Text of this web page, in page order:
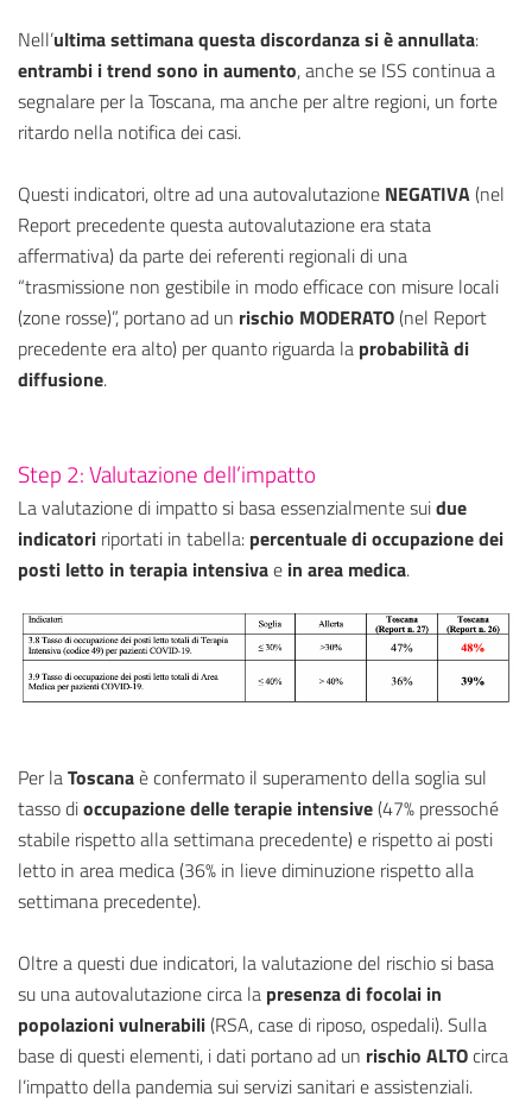
Nell’ultima settimana questa discordanza si è annullata:
entrambi i trend sono in aumento, anche se ISS continua a
segnalare per la Toscana, ma anche per altre regioni, un forte
ritardo nella notifica dei casi.
Questi indicatori, oltre ad una autovalutazione NEGATIVA(nel
Report precedente questa autovalutazione era stata
affermativa) da parte dei referenti regionali di una
“trasmissione non gestibile in modo efficace con misure locali
(zone rosse)”, portano ad un rischio MODERATO(nel Report
precedente era alto) per quanto riguarda la probabilità di
diffusione.
Step 2: Valutazione dell’impatto
La valutazione di impatto si basa essenzialmente suidue
indicatori riportati in tabella: percentuale di occupazione dei
posti letto in terapia intensivae in area medica.
Per laToscanaè confermato il superamento della soglia sul
tasso dioccupazione delle terapie intensive(47% pressoché
stabile rispetto alla settimana precedente) e rispetto ai posti
letto in area medica (36% in lieve diminuzione rispetto alla
settimana precedente).
Oltre a questi due indicatori, la valutazione del rischio si basa
su una autovalutazione circa la presenza di focolai in
popolazioni vulnerabili(RSA, case di riposo, ospedali). Sulla
base di questi elementi, i dati portano ad un rischio ALTOcirca
l’impatto della pandemia sui servizi sanitari e assistenziali.